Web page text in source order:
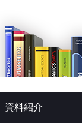
資料紹介